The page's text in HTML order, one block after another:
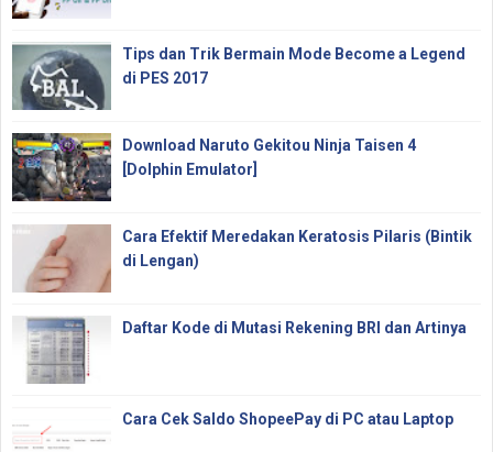
Tips dan Trik Bermain Mode Become a Legend
di PES 2017
Download Naruto Gekitou Ninja Taisen 4
[Dolphin Emulator]
Cara Efektif Meredakan Keratosis Pilaris (Bintik
di Lengan)
Daftar Kode di Mutasi Rekening BRI dan Artinya
Cara Cek Saldo ShopeePay di PC atau Laptop